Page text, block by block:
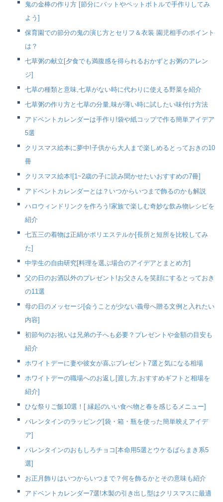
鬼の金棒の作り方 [節分にバットやペットボトルで手作りしてみ
よう]
保育園での節分の鬼の演じ方とセリフ＆衣装 園児相手のポイント
は？
七草粥の献立[夕食でも満腹感を得られるおかずとお粥のアレン
ジ]
七草の種類と意味,七草がない時に代わりに使える野菜を紹介
七草粥の作り方と七草の分量,味が薄い時に試したい味付け方法
アドベントカレンダーは手作り!袋や紙コップで作る簡単アイデア
5選
クリスマス絵本に夢中!子供から大人まで楽しめるとっておきの10
冊
クリスマス絵本![1~2歳の子に読み聞かせたいおすすめの7冊]
アドベントカレンダーとは？いつからいつまで飾るのかも解説
ハロウィンドリンクを作ろう!家族で楽しむ奇妙な飲み物レシピを
紹介
七五三の着物は正絹かポリエステルか[長所と短所を比較してみ
た]
中学生の自由研究[料理を選ぶ場合のアイデアとまとめ方]
父の日のお酒以外のプレゼント!お父さんを笑顔にするとっておき
の11選
母の日のメッセージ[会うことが少ない義母へ贈る文例と入れたい
内容]
初節句のお祝いは兄弟の子へも必要？プレゼントや金額の目安も
紹介
ホワイトデーに妻や彼女が喜ぶプレゼント7選と気になる相場
ホワイトデーの職場へのお返し[渡し方,おすすめギフトと相場を
紹介]
ひな祭りご飯10選！[ 縁起のいい食べ物と春を感じるメニュー]
バレンタインのラッピング[袋・箱・瓶を使った簡単映えアイデ
ア]
バレンタインのおもしろチョコ[本命用5選とウケるばらまき系5
選]
お正月飾りはいつからいつまで？何を飾るかとその意味も紹介
アドベントカレンダー7選!木製の引き出し型はクリスマスに最適